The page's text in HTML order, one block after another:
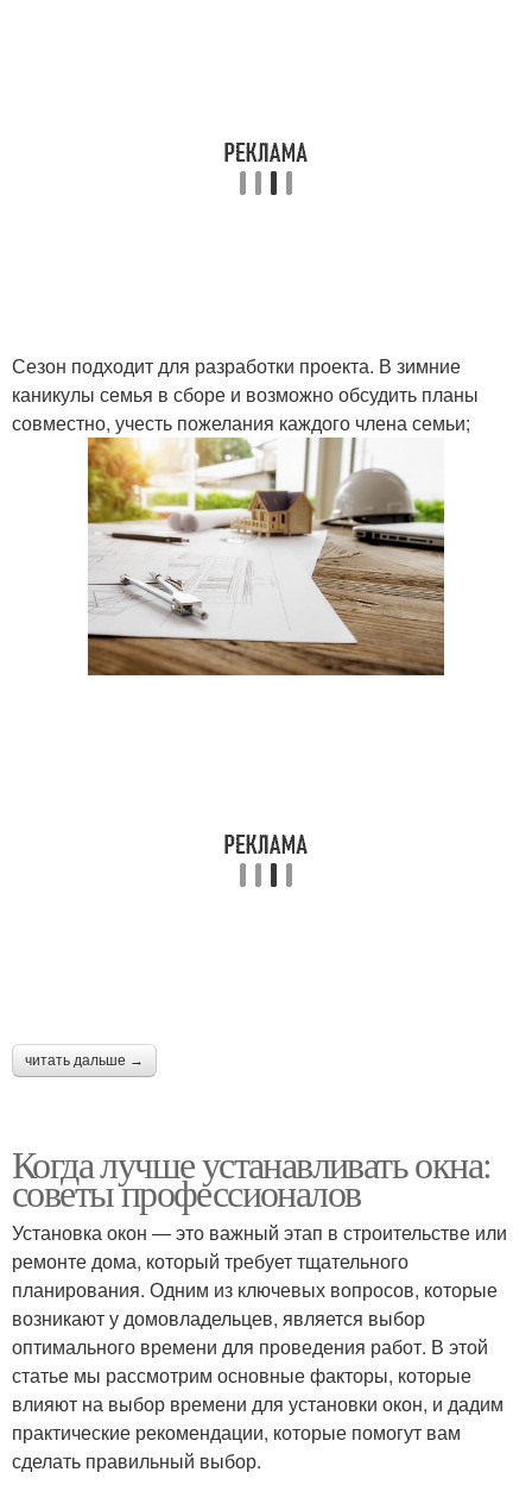
Сезон подходит для разработки проекта. В зимние
каникулы семья в сборе и возможно обсудить планы
совместно, учесть пожелания каждого члена семьи;
читать дальше →
Когда лучше устанавливать окна:
советы профессионалов
Установка окон — это важный этап в строительстве или
ремонте дома, который требует тщательного
планирования. Одним из ключевых вопросов, которые
возникают у домовладельцев, является выбор
оптимального времени для проведения работ. В этой
статье мы рассмотрим основные факторы, которые
влияют на выбор времени для установки окон, и дадим
практические рекомендации, которые помогут вам
сделать правильный выбор.